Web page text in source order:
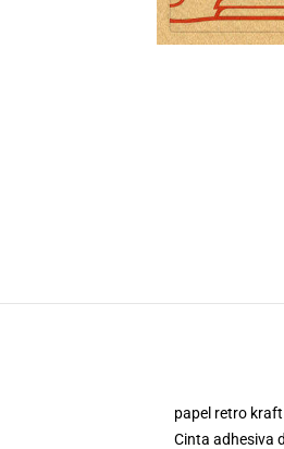
papel retro
Cinta adhesiva